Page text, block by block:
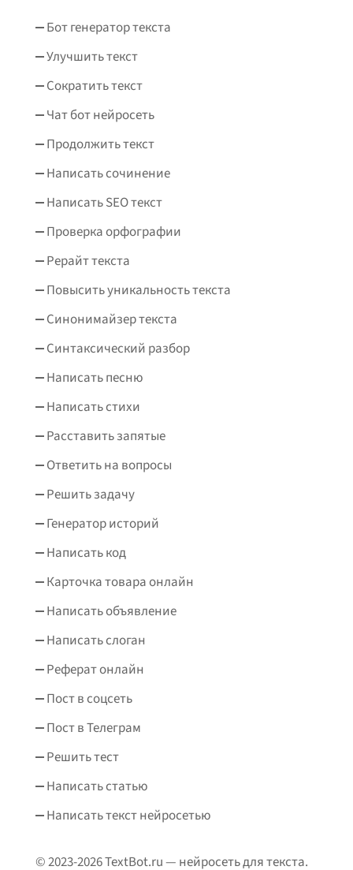
Бот генератор текста
Улучшить текст
Сократить текст
Чат бот нейросеть
Продолжить текст
Написать сочинение
Написать SEO текст
Проверка орфографии
Рерайт текста
Повысить уникальность текста
Синонимайзер текста
Синтаксический разбор
Написать песню
Написать стихи
Расставить запятые
Ответить на вопросы
Решить задачу
Генератор историй
Написать код
Карточка товара онлайн
Написать объявление
Написать слоган
Реферат онлайн
Пост в соцсеть
Пост в Телеграм
Решить тест
Написать статью
Написать текст нейросетью
© 2023-2026 TextBot.ru — нейросеть для текста.